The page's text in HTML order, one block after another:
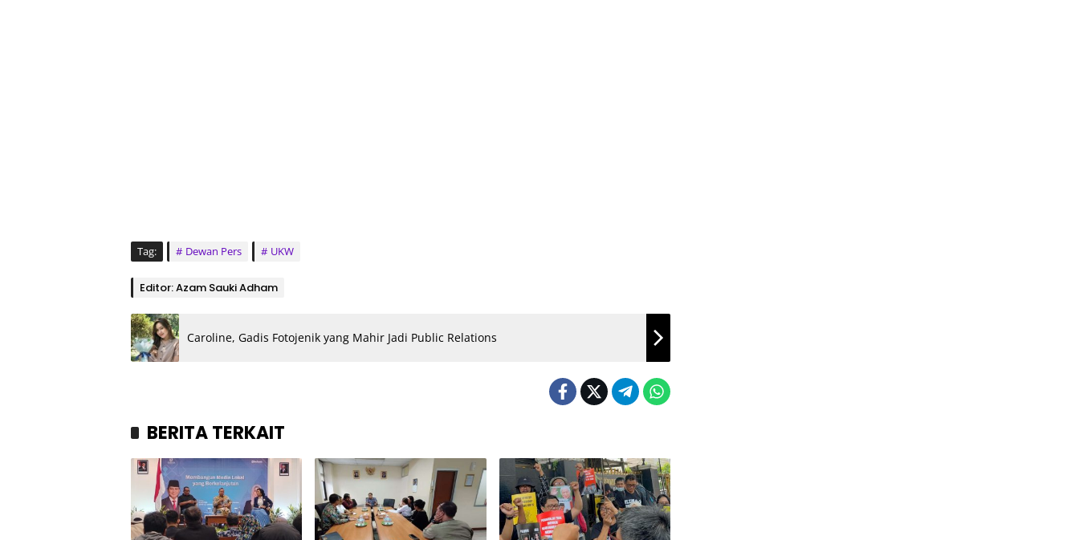
Tag: Dewan Pers UKW
Editor: Azam Sauki Adham
Caroline, Gadis Fotojenik yang Mahir Jadi Public Relations
BERITA TERKAIT